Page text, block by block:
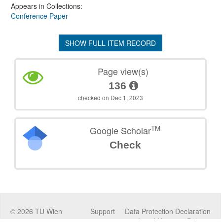
Appears in Collections:
Conference Paper
SHOW FULL ITEM RECORD
Page view(s)
136
checked on Dec 1, 2023
Google ScholarTM
Check
© 2026 TU Wien Data Protection Declaration
Support